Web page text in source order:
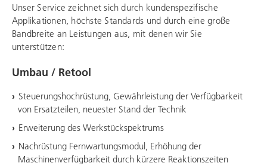
Unser Service zeichnet sich durch kundenspezifische
Applikationen, höchste Standards und durch eine große
Bandbreite an Leistungen aus, mit denen wir Sie
unterstützen:
Umbau / Retool
Steuerungshochrüstung, Gewährleistung der Verfügbarkeit
von Ersatzteilen, neuester Stand der Technik
Erweiterung des Werkstückspektrums
Nachrüstung Fernwartungsmodul, Erhöhung der
Maschinenverfügbarkeit durch kürzere Reaktionszeiten